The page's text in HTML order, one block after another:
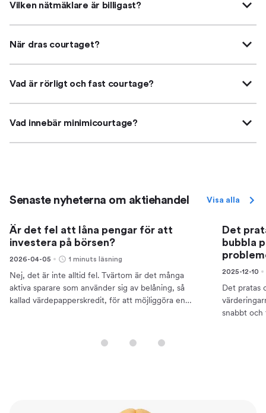
Vilken nätmäklare är billigast?
När dras courtaget?
Vad är rörligt och fast courtage?
Vad innebär minimicourtage?
Senaste nyheterna om aktiehandel Visa alla
Är det fel att låna pengar för att
investera på börsen?
2026-04-05 1 minuts läsning
Nej, det är inte alltid fel. Tvärtom är det många
aktiva sparare som använder sig av belåning, så
kallad värdepapperskredit, för att möjliggöra en
Det
bubbla
2025-12-10
Det pratas
snabbt